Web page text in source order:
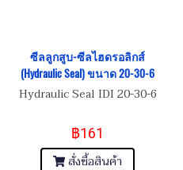
ซีลลูกสูบ-ซีลไฮดรอลิกส์
(Hydraulic Seal) ขนาด 20-30-6
Hydraulic Seal IDI 20-30-6
฿161
สั่งซื้อสินค้า